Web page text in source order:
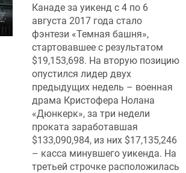
Канаде за уикенд с 4 по 6
августа 2017 года стало
фэнтези «Темная башня»,
стартовавшее с результатом
$19,153,698. На вторую позицию
опустился лидер двух
предыдущих недель – военная
драма Кристофера Нолана
«Дюнкерк», за три недели
проката заработавшая
$133,090,984, из них $17,135,246
– касса минувшего уикенда. На
третьей строчке расположилась